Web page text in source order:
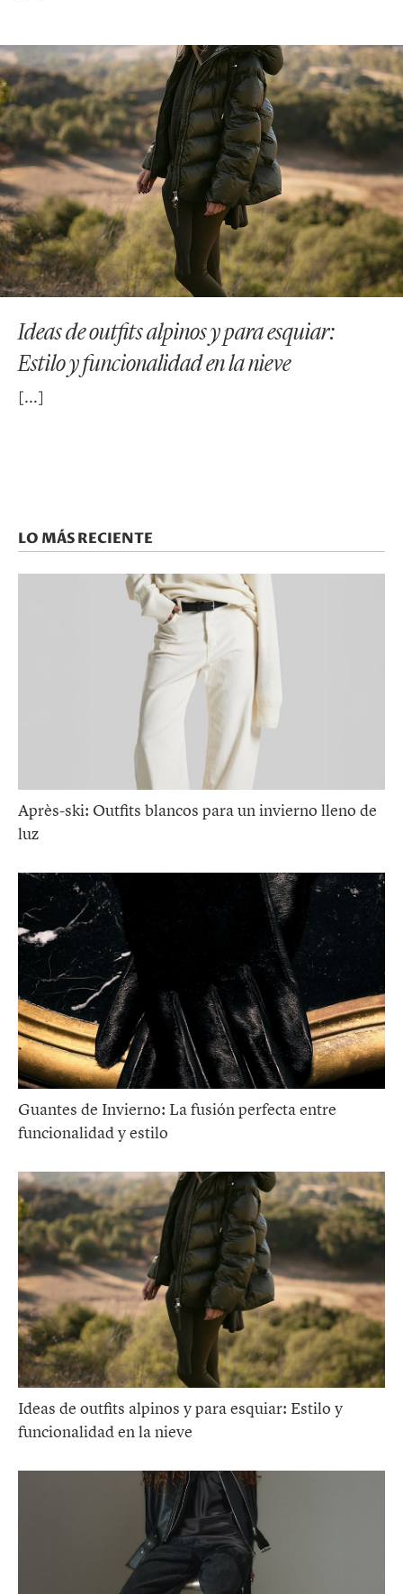
Ideas de outfits alpinos y para esquiar:
Estilo y funcionalidad en la nieve
LO MÁS RECIENTE
Après-ski: Outfits blancos para un invierno lleno de
luz
Guantes de Invierno: La fusión perfecta entre
funcionalidad y estilo
Ideas de outfits alpinos y para esquiar: Estilo y
funcionalidad en la nieve